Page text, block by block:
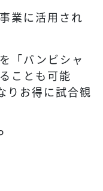
業に活用され
「バンビシャ
ことも可能
りお得に試合観